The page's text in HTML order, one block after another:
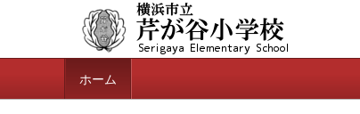
ホーム